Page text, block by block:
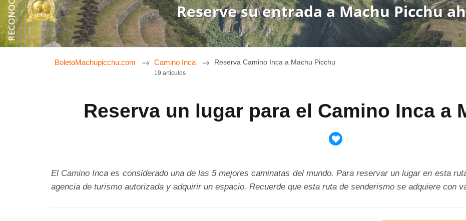
Reserve su entrada a Machu Picchu
BoletoMachupicchu.com Camino Inca
19 artículos
Reserva Camino Inca a Machu Picchu
Reserva un lugar para el Camino Inca a
El Camino Inca es considerado una de las 5 mejores caminatas del mundo. Para reservar un lugar en esta
agencia de turismo autorizada y adquirir un espacio. Recuerde que esta ruta de senderismo se adquiere con